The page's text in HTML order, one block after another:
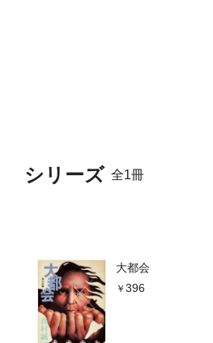
シリーズ 全1冊
大都会
396